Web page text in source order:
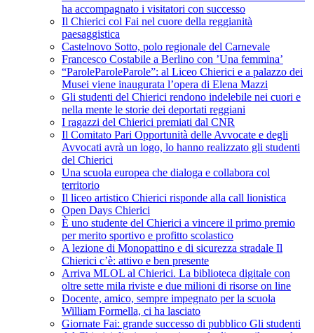
ha accompagnato i visitatori con successo
Il Chierici col Fai nel cuore della reggianità
paesaggistica
Castelnovo Sotto, polo regionale del Carnevale
Francesco Costabile a Berlino con ’Una femmina’
“ParoleParoleParole”: al Liceo Chierici e a palazzo dei
Musei viene inaugurata l’opera di Elena Mazzi
Gli studenti del Chierici rendono indelebile nei cuori e
nella mente le storie dei deportati reggiani
I ragazzi del Chierici premiati dal CNR
Il Comitato Pari Opportunità delle Avvocate e degli
Avvocati avrà un logo, lo hanno realizzato gli studenti
del Chierici
Una scuola europea che dialoga e collabora col
territorio
Il liceo artistico Chierici risponde alla call lionistica
Open Days Chierici
È uno studente del Chierici a vincere il primo premio
per merito sportivo e profitto scolastico
A lezione di Monopattino e di sicurezza stradale Il
Chierici c’è: attivo e ben presente
Arriva MLOL al Chierici. La biblioteca digitale con
oltre sette mila riviste e due milioni di risorse on line
Docente, amico, sempre impegnato per la scuola
William Formella, ci ha lasciato
Giornate Fai: grande successo di pubblico Gli studenti